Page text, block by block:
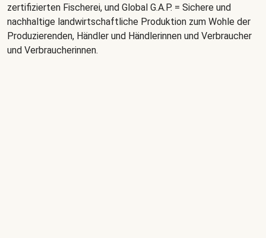
zertifizierten Fischerei, und Global G.A.P. = Sichere und
nachhaltige landwirtschaftliche Produktion zum Wohle der
Produzierenden, Händler und Händlerinnen und Verbraucher
und Verbraucherinnen.